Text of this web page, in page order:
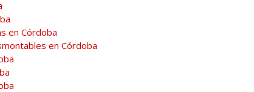
en Córdoba
en Córdoba